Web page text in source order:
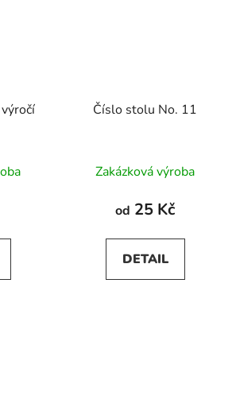
Číslo stolu No. 11
Zakázková výroba
od 25 Kč
DETAIL